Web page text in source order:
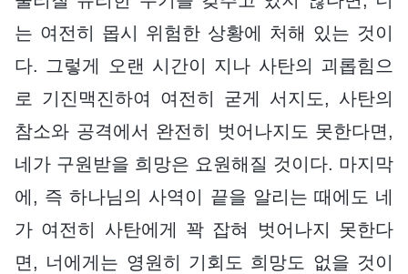
는 여전히 몹시 위험한 상황에 처해 있는 것이
다. 그렇게 오랜 시간이 지나 사탄의 괴롭힘으
로 기진맥진하여 여전히 굳게 서지도, 사탄의
참소와 공격에서 완전히 벗어나지도 못한다면,
네가 구원받을 희망은 요원해질 것이다. 마지막
에, 즉 하나님의 사역이 끝을 알리는 때에도 네
가 여전히 사탄에게 꽉 잡혀 벗어나지 못한다
면, 너에게는 영원히 기회도 희망도 없을 것이